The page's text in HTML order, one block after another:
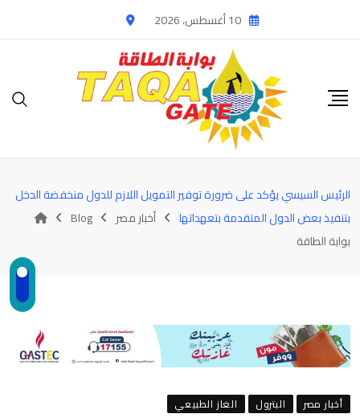
to
10 أغسطس، 2026
الرئيس السيسي يؤكد على ضرورة توفير التمويل اللازم للدول منخفضة الدخل
بتنفيذ بعض الدول المتقدمة بتعهداتها
أخبار مصر
Blog
بوابة الطاقة
أخبار مصر البترول الغاز الطبيعي